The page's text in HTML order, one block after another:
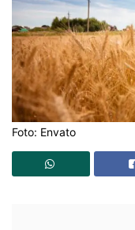
Foto: Envato